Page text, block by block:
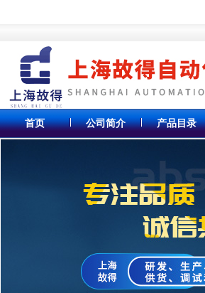
首页 公司简介 产品目录